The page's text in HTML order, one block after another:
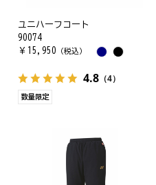
ユニハーフコート
90074
￥ 15,950 （税込）
4.8 （4）
数量限定